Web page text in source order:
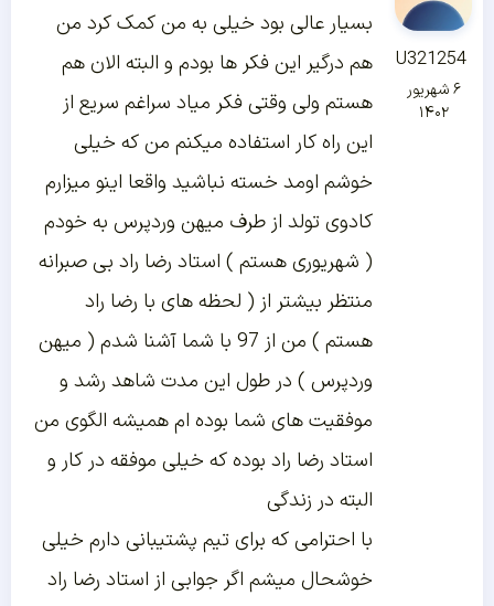
U321254
۶ شهریور
۱۴۰۲
بسیار عالی بود خیلی به من کمک کرد من
هم درگیر این فکر ها بودم و البته الان هم
هستم ولی وقتی فکر میاد سراغم سریع از
این راه کار استفاده میکنم من که خیلی
خوشم اومد خسته نباشید واقعا اینو میزارم
کادوی تولد از طرف میهن وردپرس به خودم
( شهریوری هستم ) استاد رضا راد بی صبرانه
منتظر بیشتر از ( لحظه های با رضا راد
هستم ) من از 97 با شما آشنا شدم ( میهن
وردپرس ) در طول این مدت شاهد رشد و
موفقیت های شما بوده ام همیشه الگوی من
استاد رضا راد بوده که خیلی موفقه در کار و
البته در زندگی
با احترامی که برای تیم پشتیبانی دارم خیلی
خوشحال میشم اگر جوابی از استاد رضا راد